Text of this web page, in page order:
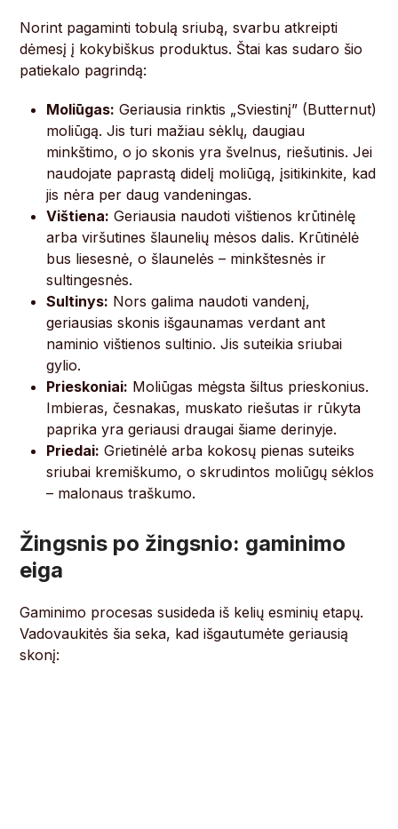
Norint pagaminti tobulą sriubą, svarbu atkreipti
dėmesį į kokybiškus produktus. Štai kas sudaro šio
patiekalo pagrindą:
Moliūgas: Geriausia rinktis „Sviestinį” (Butternut)
moliūgą. Jis turi mažiau sėklų, daugiau
minkštimo, o jo skonis yra švelnus, riešutinis. Jei
naudojate paprastą didelį moliūgą, įsitikinkite, kad
jis nėra per daug vandeningas.
Vištiena: Geriausia naudoti vištienos krūtinėlę
arba viršutines šlaunelių mėsos dalis. Krūtinėlė
bus liesesnė, o šlaunelės – minkštesnės ir
sultingesnės.
Sultinys: Nors galima naudoti vandenį,
geriausias skonis išgaunamas verdant ant
naminio vištienos sultinio. Jis suteikia sriubai
gylio.
Prieskoniai: Moliūgas mėgsta šiltus prieskonius.
Imbieras, česnakas, muskato riešutas ir rūkyta
paprika yra geriausi draugai šiame derinyje.
Priedai: Grietinėlė arba kokosų pienas suteiks
sriubai kremiškumo, o skrudintos moliūgų sėklos
– malonaus traškumo.
Žingsnis po žingsnio: gaminimo
eiga
Gaminimo procesas susideda iš kelių esminių etapų.
Vadovaukitės šia seka, kad išgautumėte geriausią
skonį: